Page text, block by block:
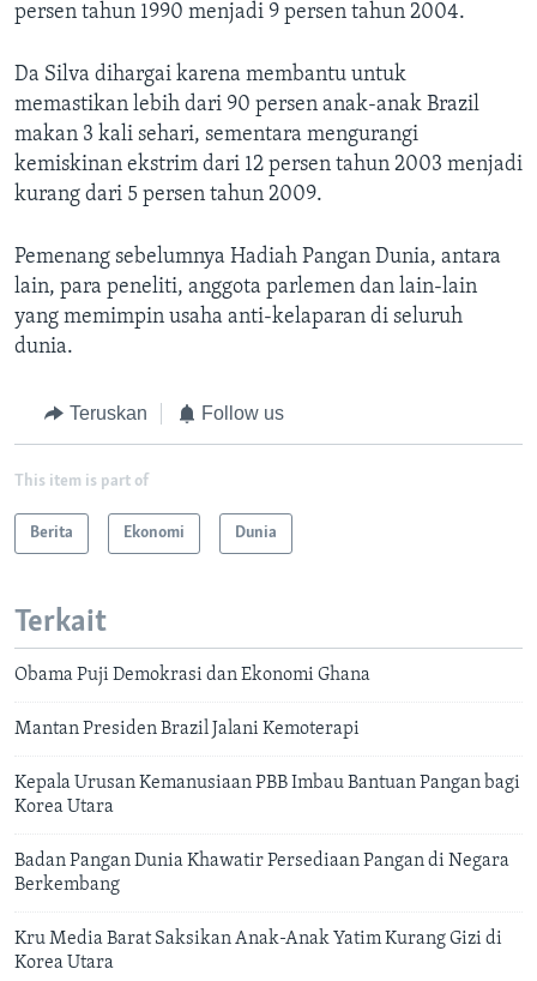
persen tahun 1990 menjadi 9 persen tahun 2004.
Da Silva dihargai karena membantu untuk
memastikan lebih dari 90 persen anak-anak Brazil
makan 3 kali sehari, sementara mengurangi
kemiskinan ekstrim dari 12 persen tahun 2003 menjadi
kurang dari 5 persen tahun 2009.
Pemenang sebelumnya Hadiah Pangan Dunia, antara
lain, para peneliti, anggota parlemen dan lain-lain
yang memimpin usaha anti-kelaparan di seluruh
dunia.
Teruskan Follow us
This item is part of
Berita Ekonomi Dunia
Terkait
Obama Puji Demokrasi dan Ekonomi Ghana
Mantan Presiden Brazil Jalani Kemoterapi
Kepala Urusan Kemanusiaan PBB Imbau Bantuan Pangan bagi
Korea Utara
Badan Pangan Dunia Khawatir Persediaan Pangan di Negara
Berkembang
Kru Media Barat Saksikan Anak-Anak Yatim Kurang Gizi di
Korea Utara